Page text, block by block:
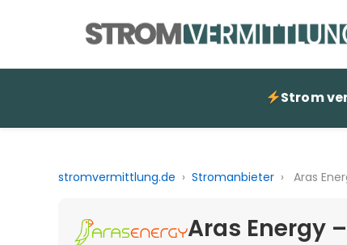
Strom
stromvermittlung.de › Stromanbieter › Aras
Aras Energy